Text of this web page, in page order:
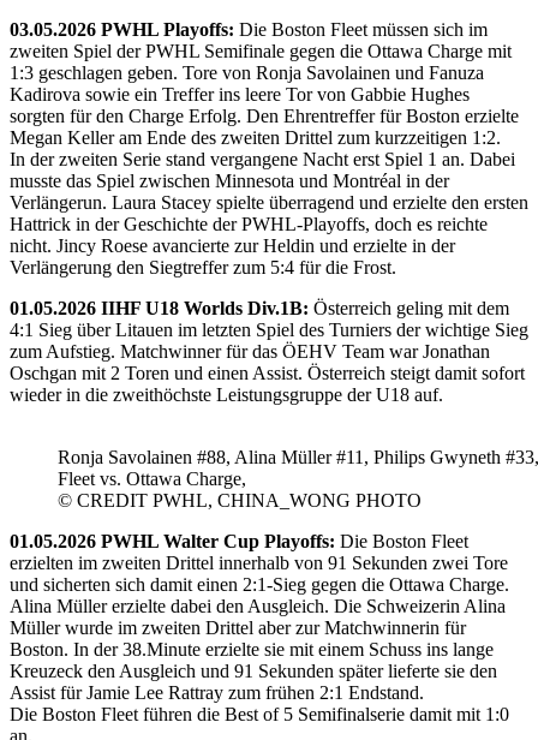
03.05.2026 PWHL Playoffs: Die Boston Fleet müssen sich im
zweiten Spiel der PWHL Semifinale gegen die Ottawa Charge mit
1:3 geschlagen geben. Tore von Ronja Savolainen und Fanuza
Kadirova sowie ein Treffer ins leere Tor von Gabbie Hughes
sorgten für den Charge Erfolg. Den Ehrentreffer für Boston erzielte
Megan Keller am Ende des zweiten Drittel zum kurzzeitigen 1:2.
In der zweiten Serie stand vergangene Nacht erst Spiel 1 an. Dabei
musste das Spiel zwischen Minnesota und Montréal in der
Verlängerun. Laura Stacey spielte überragend und erzielte den ersten
Hattrick in der Geschichte der PWHL-Playoffs, doch es reichte
nicht. Jincy Roese avancierte zur Heldin und erzielte in der
Verlängerung den Siegtreffer zum 5:4 für die Frost.
01.05.2026 IIHF U18 Worlds Div.1B: Österreich geling mit dem
4:1 Sieg über Litauen im letzten Spiel des Turniers der wichtige Sieg
zum Aufstieg. Matchwinner für das ÖEHV Team war Jonathan
Oschgan mit 2 Toren und einen Assist. Österreich steigt damit sofort
wieder in die zweithöchste Leistungsgruppe der U18 auf.
Ronja Savolainen #88, Alina Müller #11, Philips Gwyneth
Fleet vs. Ottawa Charge,
© CREDIT PWHL, CHINA_WONG PHOTO
01.05.2026 PWHL Walter Cup Playoffs: Die Boston Fleet
erzielten im zweiten Drittel innerhalb von 91 Sekunden zwei Tore
und sicherten sich damit einen 2:1-Sieg gegen die Ottawa Charge.
Alina Müller erzielte dabei den Ausgleich. Die Schweizerin Alina
Müller wurde im zweiten Drittel aber zur Matchwinnerin für
Boston. In der 38.Minute erzielte sie mit einem Schuss ins lange
Kreuzeck den Ausgleich und 91 Sekunden später lieferte sie den
Assist für Jamie Lee Rattray zum frühen 2:1 Endstand.
Die Boston Fleet führen die Best of 5 Semifinalserie damit mit 1:0
an.